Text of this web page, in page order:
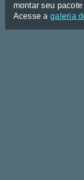
montar seu
Acesse a galeria